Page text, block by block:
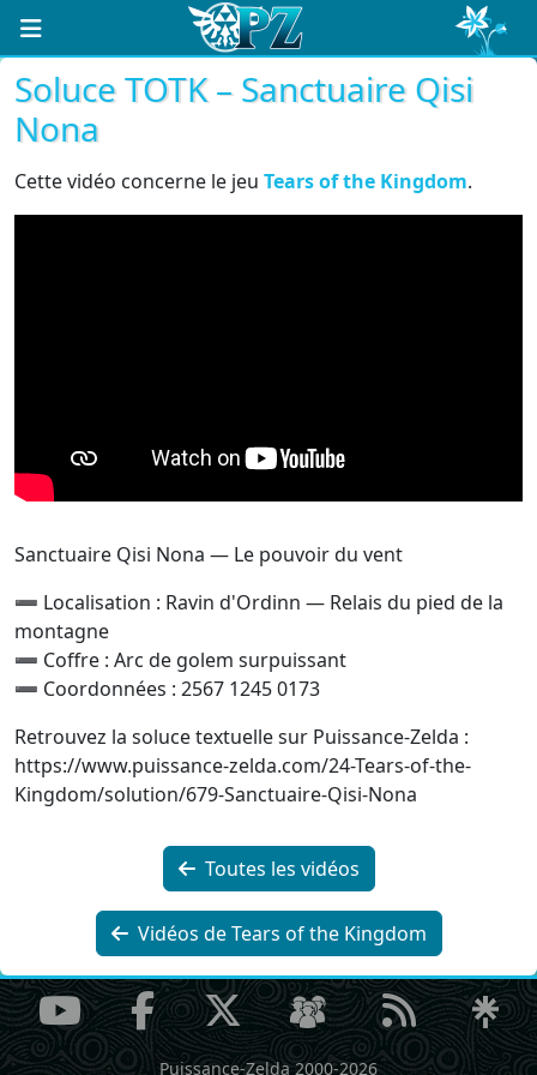
Soluce TOTK – Sanctuaire Qisi
Nona
Cette vidéo concerne le jeu Tears of the Kingdom.
Sanctuaire Qisi Nona — Le pouvoir du vent
➖ Localisation : Ravin d'Ordinn — Relais du pied de la
montagne
➖ Coffre : Arc de golem surpuissant
➖ Coordonnées : 2567 1245 0173
Retrouvez la soluce textuelle sur Puissance‐Zelda :
https://www.puissance-zelda.com/24-Tears-of-the-
Kingdom/solution/679-Sanctuaire-Qisi-Nona
Toutes les vidéos
Vidéos de Tears of the Kingdom
Puissance-Zelda 2000-2026